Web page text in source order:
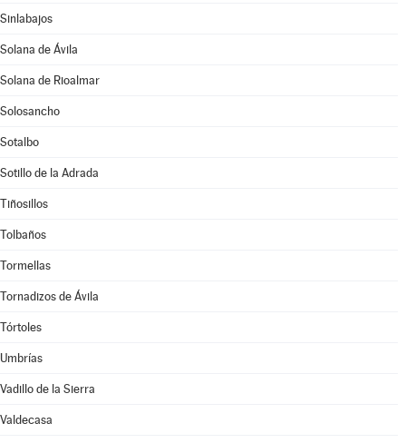
Sinlabajos
Solana de Ávila
Solana de Rioalmar
Solosancho
Sotalbo
Sotillo de la Adrada
Tiñosillos
Tolbaños
Tormellas
Tornadizos de Ávila
Tórtoles
Umbrías
Vadillo de la Sierra
Valdecasa